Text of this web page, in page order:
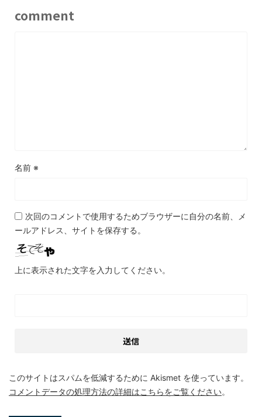
comment
名前 ※
次回のコメントで使用するためブラウザーに自分の名前、メ
ールアドレス、サイトを保存する。
上に表示された文字を入力してください。
このサイトはスパムを低減するために Akismet を使っています。
コメントデータの処理方法の詳細はこちらをご覧ください。